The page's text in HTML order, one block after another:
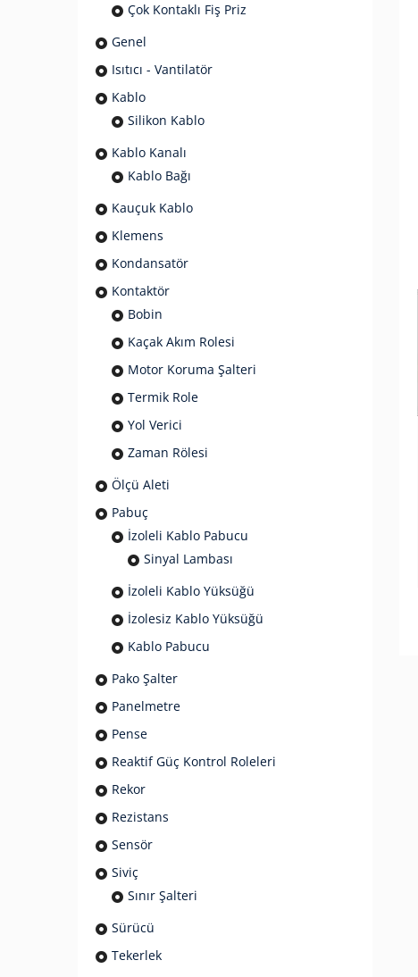
Çok Kontaklı Fiş Priz
Genel
Isıtıcı - Vantilatör
Kablo
Silikon Kablo
Kablo Kanalı
Kablo Bağı
Kauçuk Kablo
Klemens
Kondansatör
Kontaktör
Bobin
Kaçak Akım Rolesi
Motor Koruma Şalteri
Termik Role
Yol Verici
Zaman Rölesi
Ölçü Aleti
Pabuç
İzoleli Kablo Pabucu
Sinyal Lambası
İzoleli Kablo Yüksüğü
İzolesiz Kablo Yüksüğü
Kablo Pabucu
Pako Şalter
Panelmetre
Pense
Reaktif Güç Kontrol Roleleri
Rekor
Rezistans
Sensör
Siviç
Sınır Şalteri
Sürücü
Tekerlek